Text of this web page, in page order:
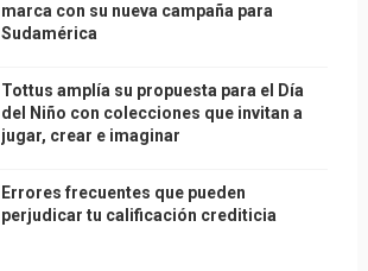
marca con su nueva campaña para
Sudamérica
Tottus amplía su propuesta para el Día
del Niño con colecciones que invitan a
jugar, crear e imaginar
Errores frecuentes que pueden
perjudicar tu calificación crediticia